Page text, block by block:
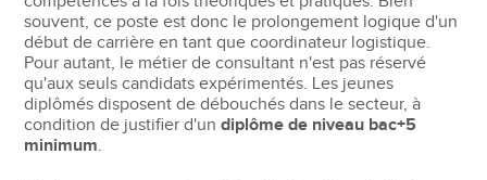
souvent, ce poste est donc le prolongement logique d'un
début de carrière en tant que coordinateur logistique.
Pour autant, le métier de consultant n'est pas réservé
qu'aux seuls candidats expérimentés. Les jeunes
diplômés disposent de débouchés dans le secteur, à
condition de justifier d'undiplôme de niveau bac+5
minimum.